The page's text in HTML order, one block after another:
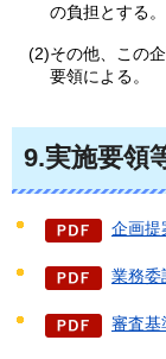
の負担とする。
(2)その他、この
要領による。
9.実施要領
企画提
業務委
審査基